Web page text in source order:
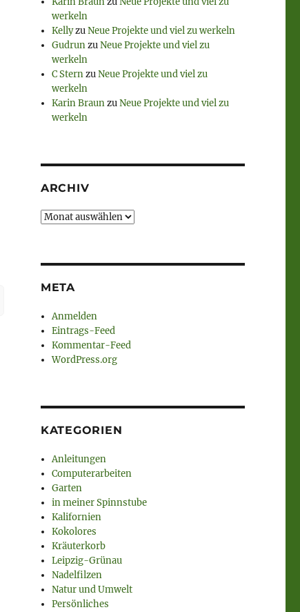
werkeln
KellyzuNeue Projekte und viel zu werkeln
GudrunzuNeue Projekte und viel zu
werkeln
C SternzuNeue Projekte und viel zu
werkeln
Karin BraunzuNeue Projekte und viel zu
werkeln
ARCHIV
Archiv
META
Anmelden
Eintrags-Feed
Kommentar-Feed
WordPress.org
KATEGORIEN
Anleitungen
Computerarbeiten
Garten
in meiner Spinnstube
Kalifornien
Kokolores
Kräuterkorb
Leipzig-Grünau
Nadelfilzen
Natur und Umwelt
Persönliches